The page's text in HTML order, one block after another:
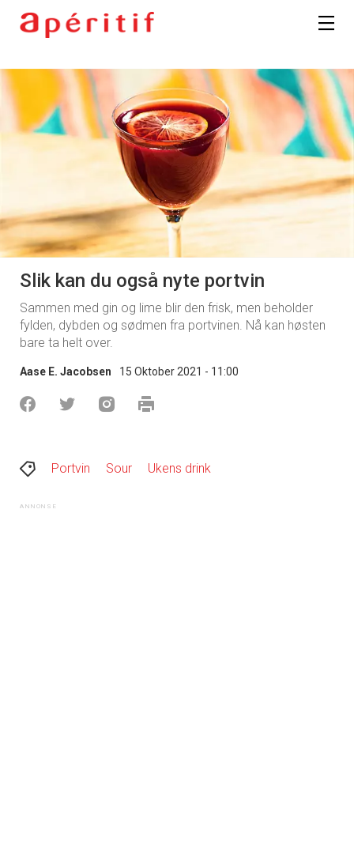
Slik kan du også nyte portvin
Sammen med gin og lime blir den frisk, men beholder
fylden, dybden og sødmen fra portvinen. Nå kan høsten
bare ta helt over.
Aase E. Jacobsen 15 Oktober 2021 - 11:00
Portvin Sour Ukens drink